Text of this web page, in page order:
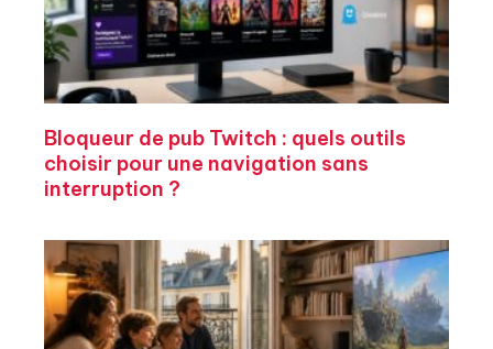
Bloqueur de pub Twitch : quels outils
choisir pour une navigation sans
interruption ?